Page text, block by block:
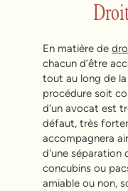
En matière de
chacun d’être
tout au long de
procédure soit
d'un avocat est
défaut, très
accompagnera
d'une séparation
concubins ou
amiable ou non,